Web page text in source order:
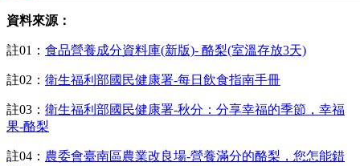
資料來源：
註01： 食品營養成分資料庫(新版)- 酪梨(室溫存放3天)
註02： 衛生福利部國民健康署-每日飲食指南手冊
註03： 衛生福利部國民健康署-秋分：分享幸福的季節，幸福
果-酪梨
註04： 農委會臺南區農業改良場-營養滿分的酪梨，您怎能錯